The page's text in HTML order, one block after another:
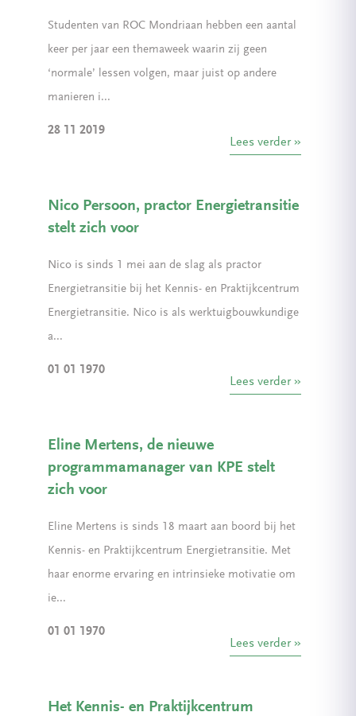
Studenten van ROC Mondriaan hebben een aantal
keer per jaar een themaweek waarin zij geen
‘normale’ lessen volgen, maar juist op andere
manieren i...
28 11 2019
Lees verder
Nico Persoon, practor Energietransitie
stelt zich voor
Nico is sinds 1 mei aan de slag als practor
Energietransitie bij het Kennis- en Praktijkcentrum
Energietransitie. Nico is als werktuigbouwkundige
a...
01 01 1970
Lees verder
Eline Mertens, de nieuwe
programmamanager van KPE stelt
zich voor
Eline Mertens is sinds 18 maart aan boord bij het
Kennis- en Praktijkcentrum Energietransitie. Met
haar enorme ervaring en intrinsieke motivatie om
ie...
01 01 1970
Lees verder
Het Kennis- en Praktijkcentrum